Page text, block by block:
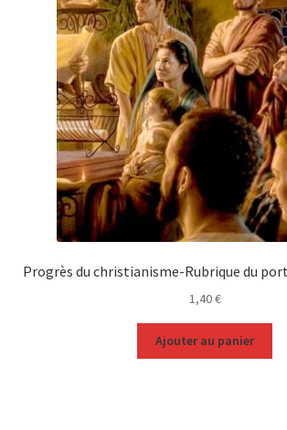
Progrès du christianisme-Rubrique du
1,40€
Ajouter au panier